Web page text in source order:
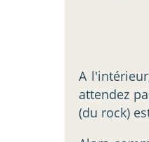
A
attendez
(du rock)